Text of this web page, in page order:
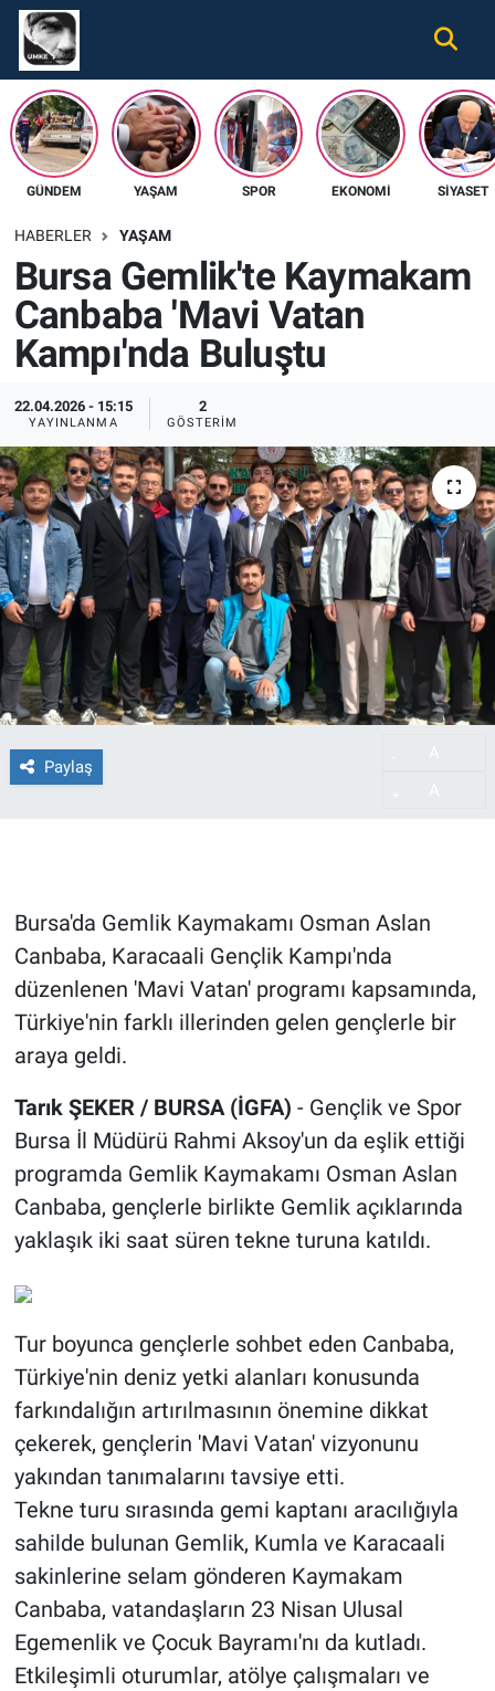
GÜNDEM YAŞAM SPOR EKONOMI SIYASET
HABERLER YAŞAM
Bursa Gemlik'te Kaymakam
Canbaba 'Mavi Vatan
Kampı'nda Buluştu
22.04.2026 - 15:15
YAYINLANMA
2
GÖSTERIM
Paylaş
Bursa'da Gemlik Kaymakamı Osman Aslan
Canbaba, Karacaali Gençlik Kampı'nda
düzenlenen 'Mavi Vatan' programı kapsamında,
Türkiye'nin farklı illerinden gelen gençlerle bir
araya geldi.
Tarık ŞEKER / BURSA (İGFA) - Gençlik ve Spor
Bursa İl Müdürü Rahmi Aksoy'un da eşlik ettiği
programda Gemlik Kaymakamı Osman Aslan
Canbaba, gençlerle birlikte Gemlik açıklarında
yaklaşık iki saat süren tekne turuna katıldı.
Tur boyunca gençlerle sohbet eden Canbaba,
Türkiye'nin deniz yetki alanları konusunda
farkındalığın artırılmasının önemine dikkat
çekerek, gençlerin 'Mavi Vatan' vizyonunu
yakından tanımalarını tavsiye etti.
Tekne turu sırasında gemi kaptanı aracılığıyla
sahilde bulunan Gemlik, Kumla ve Karacaali
sakinlerine selam gönderen Kaymakam
Canbaba, vatandaşların 23 Nisan Ulusal
Egemenlik ve Çocuk Bayramı'nı da kutladı.
Etkileşimli oturumlar, atölye çalışmaları ve
Gündem
Ekonomi
Spor
Tüm Haberler
İletişim
Künye
Nöbetçi Eczaneler
Hava Durumu
Namaz Vakitleri
Süper Lig Puan Durumu ve Fikstür
Tüm Manşetler
Son Dakika Haberleri
Haber Arşivi